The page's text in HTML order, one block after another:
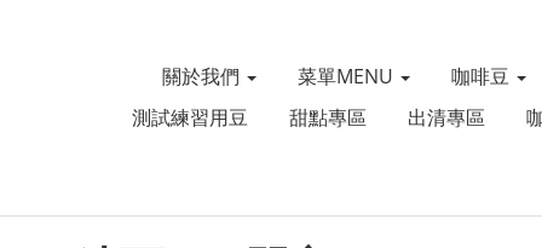
關於我們 菜單MENU
咖啡豆
測試練習用豆
甜點專區 出清專區